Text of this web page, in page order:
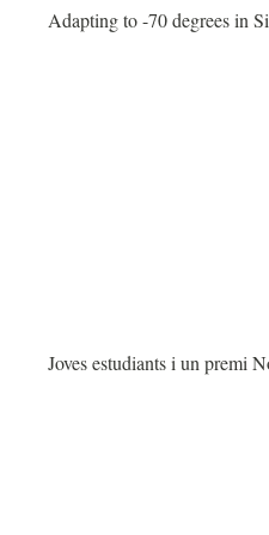
Adapting to -70 degrees in
Joves estudiants i un premi